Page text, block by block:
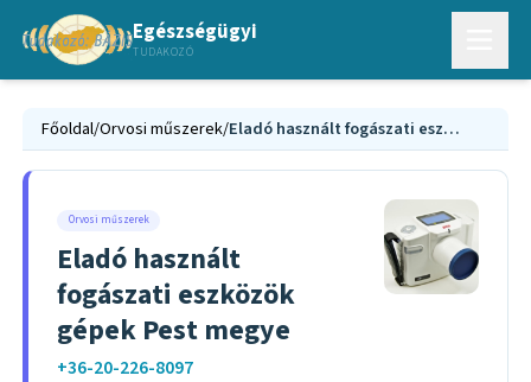
Egészségügyi
TUDAKOZÓ
Főoldal/Orvosi műszerek/ Eladó használt fogászati eszközök gépek Pest megye
Orvosi műszerek
Eladó használt
fogászati eszközök
gépek Pest megye
+36-20-226-8097